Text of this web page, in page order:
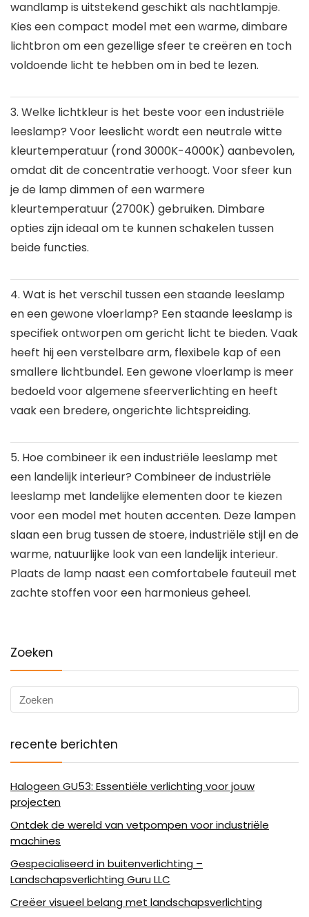
wandlamp is uitstekend geschikt als nachtlampje.
Kies een compact model met een warme, dimbare
lichtbron om een gezellige sfeer te creëren en toch
voldoende licht te hebben om in bed te lezen.
3. Welke lichtkleur is het beste voor een industriële
leeslamp? Voor leeslicht wordt een neutrale witte
kleurtemperatuur (rond 3000K-4000K) aanbevolen,
omdat dit de concentratie verhoogt. Voor sfeer kun
je de lamp dimmen of een warmere
kleurtemperatuur (2700K) gebruiken. Dimbare
opties zijn ideaal om te kunnen schakelen tussen
beide functies.
4. Wat is het verschil tussen een staande leeslamp
en een gewone vloerlamp? Een staande leeslamp is
specifiek ontworpen om gericht licht te bieden. Vaak
heeft hij een verstelbare arm, flexibele kap of een
smallere lichtbundel. Een gewone vloerlamp is meer
bedoeld voor algemene sfeerverlichting en heeft
vaak een bredere, ongerichte lichtspreiding.
5. Hoe combineer ik een industriële leeslamp met
een landelijk interieur? Combineer de industriële
leeslamp met landelijke elementen door te kiezen
voor een model met houten accenten. Deze lampen
slaan een brug tussen de stoere, industriële stijl en de
warme, natuurlijke look van een landelijk interieur.
Plaats de lamp naast een comfortabele fauteuil met
zachte stoffen voor een harmonieus geheel.
Zoeken
recente berichten
Halogeen GU53: Essentiële verlichting voor jouw
projecten
Ontdek de wereld van vetpompen voor industriële
machines
Gespecialiseerd in buitenverlichting –
Landschapsverlichting Guru LLC
Creëer visueel belang met landschapsverlichting